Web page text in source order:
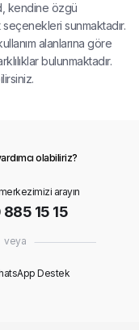
kendine özgü
seçenekleri sunmaktadır.
alanlarına göre
bulunmaktadır.
olabiliriz?
arayın
15 15
veya
Destek